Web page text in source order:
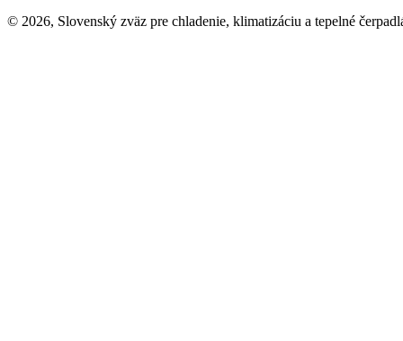
© 2026, Slovenský zväz pre chladenie, klimatizáciu a tepelné